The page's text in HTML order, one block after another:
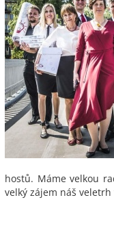
hostů. Máme velkou
velký zájem náš veletrh